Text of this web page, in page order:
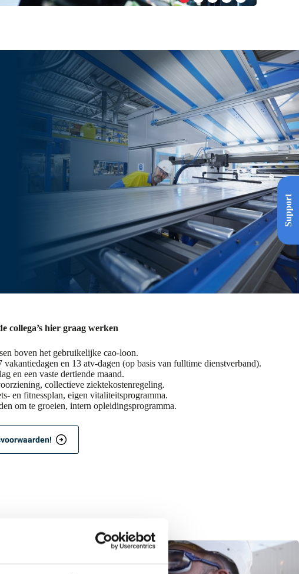
collega’s hier graag werken
boven het gebruikelijke cao-loon.
en 13 atv-dagen (op basis van fulltime dienstverband).
en een vaste dertiende maand.
collectieve ziektekostenregeling.
en fitnessplan, eigen vitaliteitsprogramma.
om te groeien, intern opleidingsprogramma.
Support